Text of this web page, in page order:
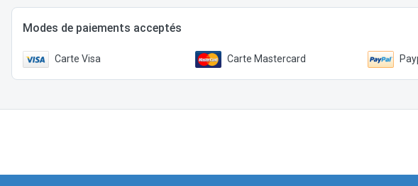
Modes de paiements acceptés
Carte Visa Carte Mastercard